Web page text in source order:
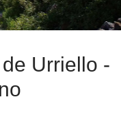
Urriello -